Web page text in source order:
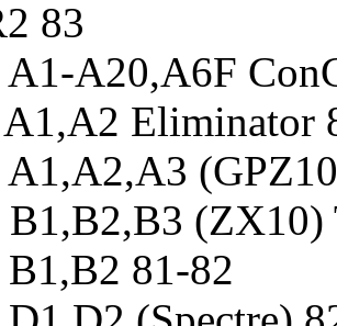
83
A20,A6F
Eliminator
(ZX10)
81-82